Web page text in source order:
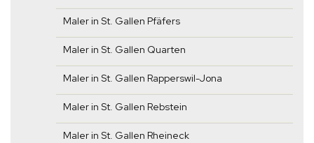
Maler in St. Gallen Pfäfers
Maler in St. Gallen Quarten
Maler in St. Gallen Rapperswil-Jona
Maler in St. Gallen Rebstein
Maler in St. Gallen Rheineck